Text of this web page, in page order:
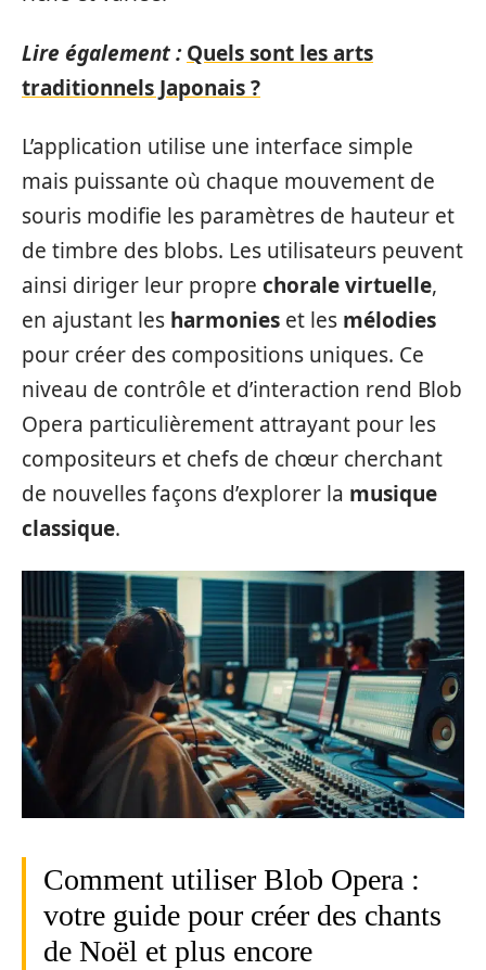
Lire également : Quels sont les arts
traditionnels Japonais ?
L’application utilise une interface simple
mais puissante où chaque mouvement de
souris modifie les paramètres de hauteur et
de timbre des blobs. Les utilisateurs peuvent
ainsi diriger leur propre chorale virtuelle,
en ajustant les harmonies et les mélodies
pour créer des compositions uniques. Ce
niveau de contrôle et d’interaction rend Blob
Opera particulièrement attrayant pour les
compositeurs et chefs de chœur cherchant
de nouvelles façons d’explorer la musique
classique.
Comment utiliser Blob Opera :
votre guide pour créer des chants
de Noël et plus encore